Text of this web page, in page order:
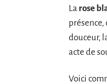
La rose
présence,
douceur,
acte de
Voici